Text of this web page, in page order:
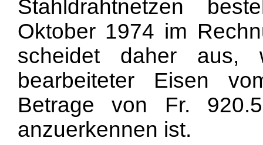
Stahldrahtnetzen
Oktober 1974 im
scheidet daher aus,
bearbeiteter Eisen
Betrage von Fr.
anzuerkennen ist.